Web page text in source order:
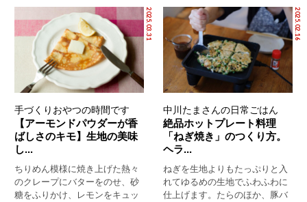
2025.03.31
手づくりおやつの時間です
【アーモンドパウダーが香
ばしさのキモ】生地の美味
し...
ちりめん模様に焼き上げた熱々
のクレープにバターをのせ、砂
糖をふりかけ、レモンをキュッ
2025.02.16
中川たまさんの日常ごはん
絶品ホットプレート料理
「ねぎ焼き」のつくり方。
ヘラ...
ねぎを生地よりもたっぷりと入
れてゆるめの生地でふわふわに
仕上げます。たらのほか、豚バ